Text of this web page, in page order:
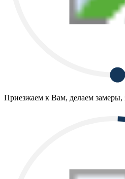
Приезжаем к Вам, делаем замеры,